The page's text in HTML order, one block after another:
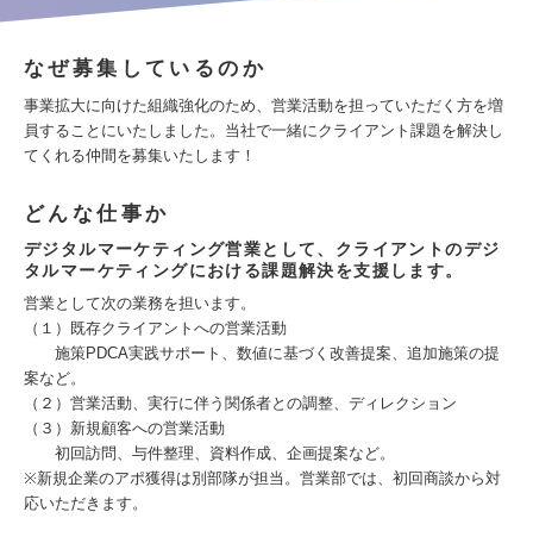
なぜ募集しているのか
事業拡大に向けた組織強化のため、営業活動を担っていただく方を増
員することにいたしました。当社で一緒にクライアント課題を解決し
てくれる仲間を募集いたします！
どんな仕事か
デジタルマーケティング営業として、クライアントのデジ
タルマーケティングにおける課題解決を支援します。
営業として次の業務を担います。
（１）既存クライアントへの営業活動
施策PDCA実践サポート、数値に基づく改善提案、追加施策の提
案など。
（２）営業活動、実行に伴う関係者との調整、ディレクション
（３）新規顧客への営業活動
初回訪問、与件整理、資料作成、企画提案など。
※新規企業のアポ獲得は別部隊が担当。営業部では、初回商談から対
応いただきます。